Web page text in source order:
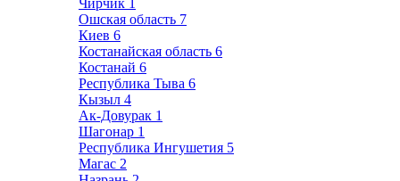
Чирчик 1
Ошская область 7
Киев 6
Костанайская область 6
Костанай 6
Республика Тыва 6
Кызыл 4
Ак-Довурак 1
Шагонар 1
Республика Ингушетия 5
Магас 2